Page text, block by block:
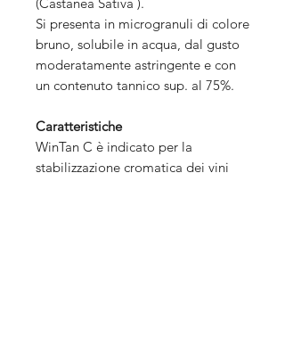
(Castanea Sativa ).
Si presenta in microgranuli di colore
bruno, solubile in acqua, dal gusto
moderatamente astringente e con
un contenuto tannico sup. al 75%.
Caratteristiche
WinTan C è indicato per la
stabilizzazione cromatica dei vini